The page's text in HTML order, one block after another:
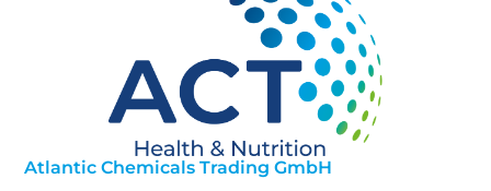
Atlantic Chemicals Trading GmbH